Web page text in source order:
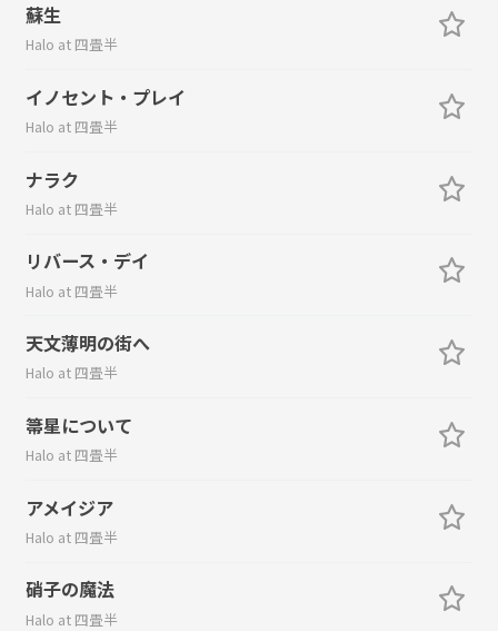
蘇生
Halo at 四畳半
イノセント・プレイ
Halo at 四畳半
ナラク
Halo at 四畳半
リバース・デイ
Halo at 四畳半
天文薄明の街へ
Halo at 四畳半
箒星について
Halo at 四畳半
アメイジア
Halo at 四畳半
硝子の魔法
Halo at 四畳半